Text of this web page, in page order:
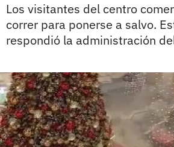
Los visitantes del centro
correr para ponerse a salvo.
respondió la administración